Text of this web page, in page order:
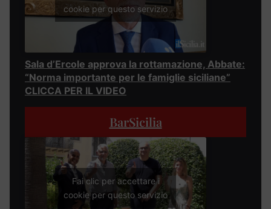
cookie per questo servizio
Sala d’Ercole approva la rottamazione, Abbate:
“Norma importante per le famiglie siciliane”
CLICCA PER IL VIDEO
BarSicilia
Fai clic per accettare i
cookie per questo servizio